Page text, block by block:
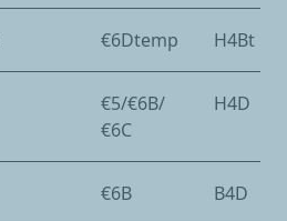
€6Dtemp H4Bt
€5/€6B/
€6C
H4D
€6B B4D